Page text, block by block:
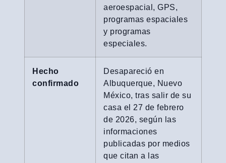
aeroespacial, GPS,
programas espaciales
y programas
especiales.
Hecho
confirmado
Desapareció en
Albuquerque, Nuevo
México, tras salir de su
casa el 27 de febrero
de 2026, según las
informaciones
publicadas por medios
que citan a las